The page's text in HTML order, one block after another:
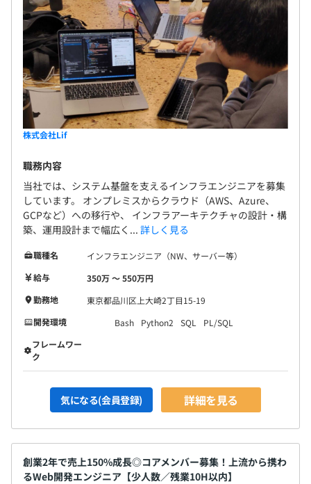
BigQuery、Elasticsearch
【開発環境】
■サーバーサイド開発
言語・フレームワーク：
PHP（Laravel）、Ruby（Ruby on Rails）、
C#.NET、JavaScript（Node.js）
使用ツール：
Git、GitHub、GitLab、Postman、Swagger、
MySQL、PostgreSQL、MongoDB
■フロントエンド開発
言語・フレームワーク：
JavaScript（React.js、Vue.js、Nuxt.js、Angular）、
TypeScript、HTML、CSS
使用ツール：
Figma、Storybook、Webpack、ESLint、Prettier、
npm、Yarn、Vite
株式会社Lif
職務内容
当社では、システム基盤を支えるインフラエンジニアを募集
しています。 オンプレミスからクラウド（AWS、Azure、
GCPなど）への移行や、 インフラアーキテクチャの設計・構
築、運用設計まで幅広く... 詳しく見る
職種名
インフラエンジニア（NW、サーバー等）
給与
350万 〜 550万円
勤務地
東京都品川区上大崎2丁目15-19
開発環境
Bash Python2 SQL
PL/SQL
フレームワー
ク
気になる(会員登録) 詳細を見る
創業2年で売上150%成長◎コアメンバー募集！上流から携わ
るWeb開発エンジニア【少人数／残業10H以内】